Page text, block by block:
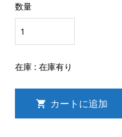
数量
在庫 : 在庫有り